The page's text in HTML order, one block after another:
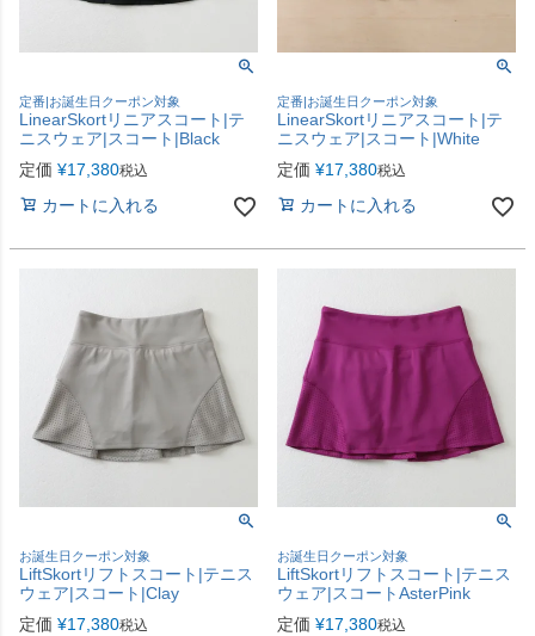
定番|お誕生日クーポン対象
LinearSkortリニアスコート|テ
ニスウェア|スコート|Black
定価 ¥17,380税込
カートに入れる
定番|お誕生日クーポン対象
LinearSkortリニアスコート|テ
ニスウェア|スコート|White
定価 ¥17,380税込
カートに入れる
お誕生日クーポン対象
LiftSkortリフトスコート|テニス
ウェア|スコート|Clay
定価 ¥17,380税込
お誕生日クーポン対象
LiftSkortリフトスコート|テニス
ウェア|スコートAsterPink
定価 ¥17,380税込